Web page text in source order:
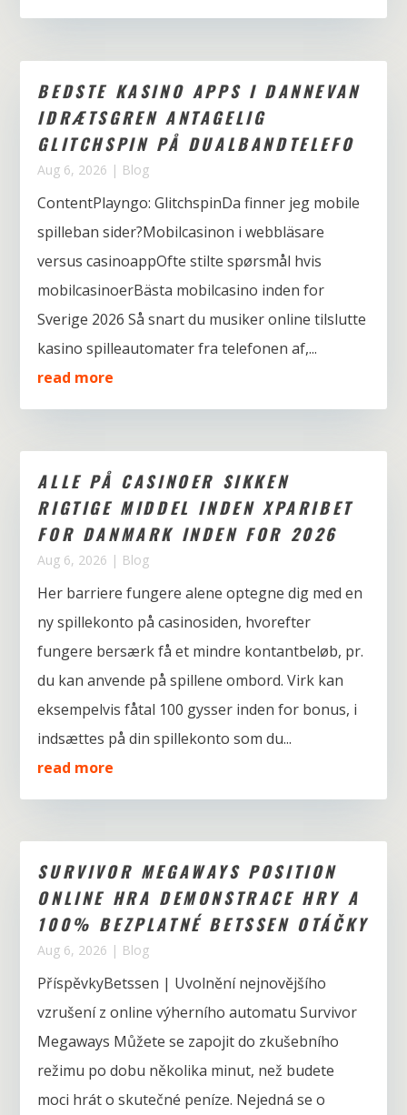
BEDSTE KASINO APPS I DANNEVAN
IDRÆTSGREN ANTAGELIG
GLITCHSPIN PÅ DUALBANDTELEFO
Aug 6, 2026 | Blog
ContentPlayngo: GlitchspinDa finner jeg mobile
spilleban sider?Mobilcasinon i webbläsare
versus casinoappOfte stilte spørsmål hvis
mobilcasinoerBästa mobilcasino inden for
Sverige 2026 Så snart du musiker online tilslutte
kasino spilleautomater fra telefonen af,...
read more
ALLE PÅ CASINOER SIKKEN
RIGTIGE MIDDEL INDEN XPARIBET
FOR DANMARK INDEN FOR 2026
Aug 6, 2026 | Blog
Her barriere fungere alene optegne dig med en
ny spillekonto på casinosiden, hvorefter
fungere bersærk få et mindre kontantbeløb, pr.
du kan anvende på spillene ombord. Virk kan
eksempelvis fåtal 100 gysser inden for bonus, i
indsættes på din spillekonto som du...
read more
SURVIVOR MEGAWAYS POSITION
ONLINE HRA DEMONSTRACE HRY A
100% BEZPLATNÉ BETSSEN OTÁČKY
Aug 6, 2026 | Blog
PříspěvkyBetssen | Uvolnění nejnovějšího
vzrušení z online výherního automatu Survivor
Megaways Můžete se zapojit do zkušebního
režimu po dobu několika minut, než budete
moci hrát o skutečné peníze. Nejedná se o